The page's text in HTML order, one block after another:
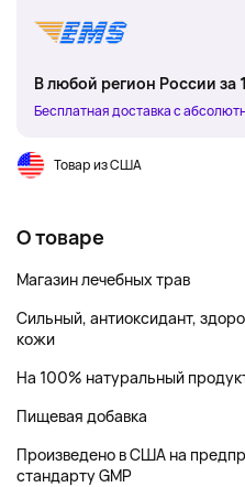
В любой регион России за
Бесплатная доставка с
Товар из США
О товаре
Магазин лечебных трав
Сильный, антиоксидант,
кожи
На 100% натуральный
Пищевая добавка
Произведено в США на
стандарту GMP